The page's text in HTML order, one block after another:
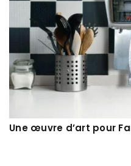
Une œuvre d’art pour